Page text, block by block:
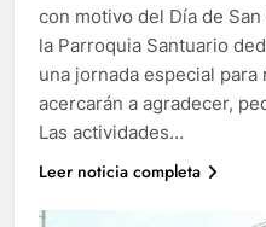
con motivo del Día de
la Parroquia Santuario
una jornada especial
acercarán a agradecer,
Las actividades…
Leer noticia completa